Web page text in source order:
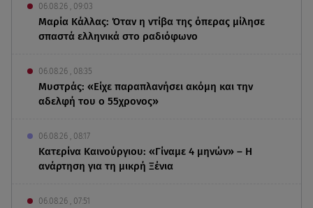
06.08.26 , 09:03
Μαρία Κάλλας: Όταν η ντίβα της όπερας μίλησε
σπαστά ελληνικά στο ραδιόφωνο
06.08.26 , 08:35
Μυστράς: «Είχε παραπλανήσει ακόμη και την
αδελφή του ο 55χρονος»
06.08.26 , 08:17
Κατερίνα Καινούργιου: «Γίναμε 4 μηνών» – Η
ανάρτηση για τη μικρή Ξένια
06.08.26 , 07:51